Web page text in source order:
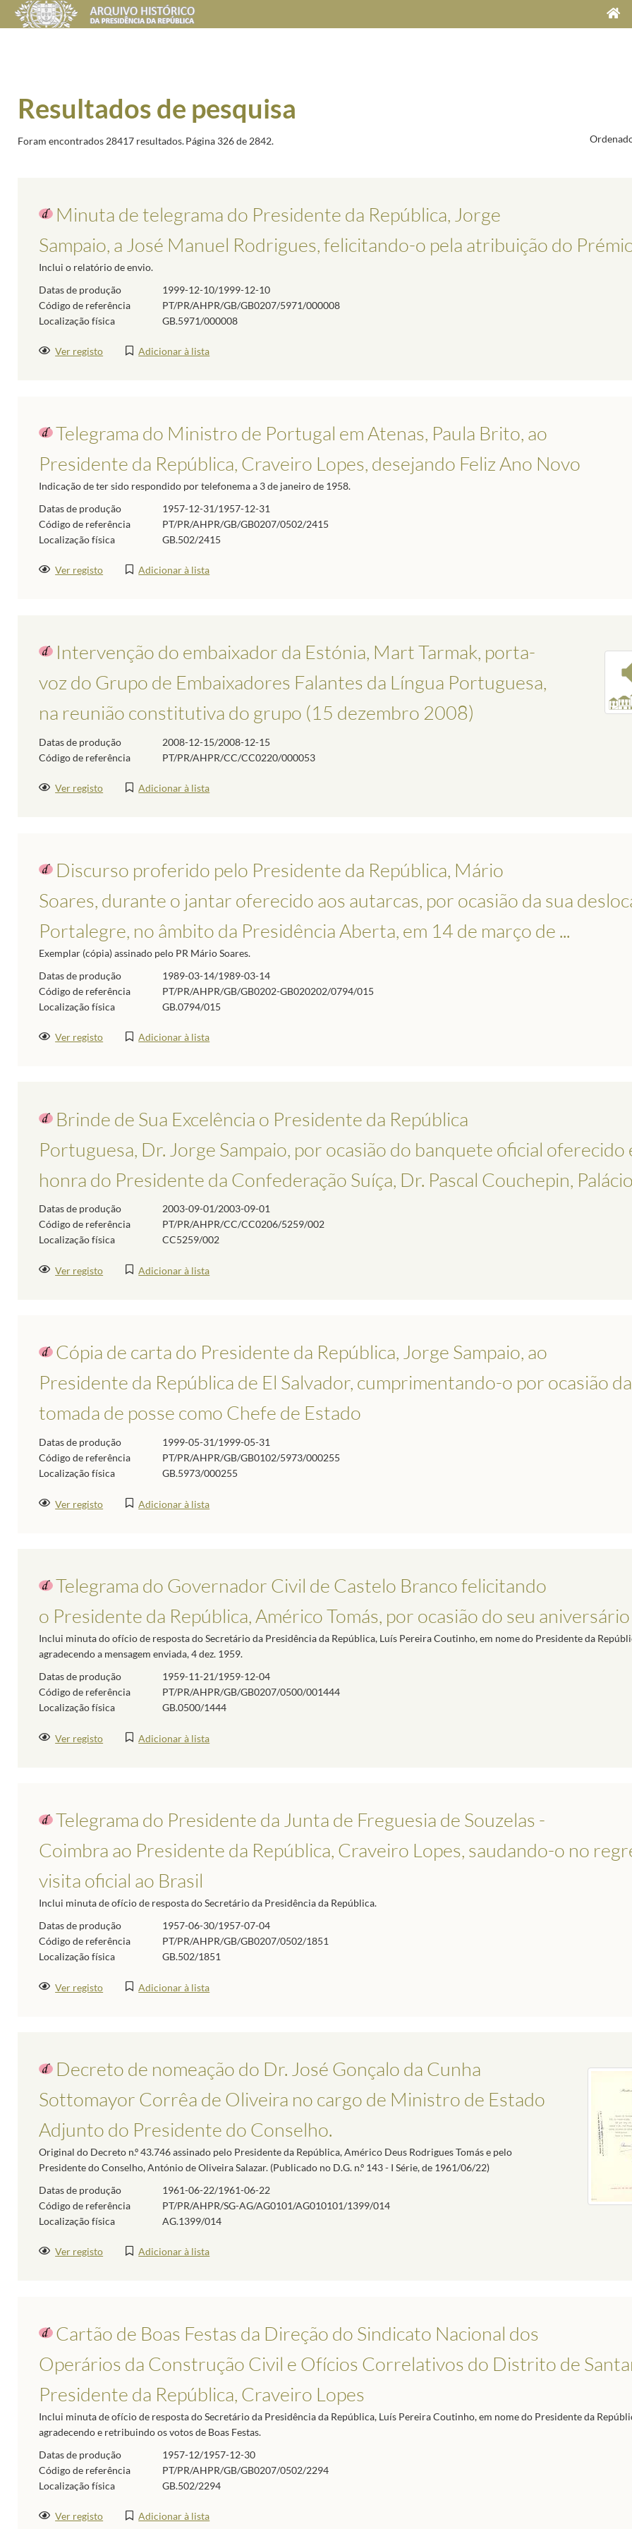
Resultados de pesquisa
Foram encontrados 28417 resultados.Página 326 de 2842.
Minuta de telegrama do Presidente da República, Jorge
Sampaio, a José Manuel Rodrigues, felicitando-o pela atribuição do
Inclui o relatório de envio.
Datas de produção
1999-12-10/1999-12-10
Código de referência
PT/PR/AHPR/GB/GB0207/5971/000008
Localização física
GB.5971/000008
Ver registo Adicionar à lista
Telegrama do Ministro de Portugal em Atenas, Paula Brito, ao
Presidente da República, Craveiro Lopes, desejando Feliz Ano Novo
Indicação de ter sido respondido por telefonema a 3 de janeiro de 1958.
Datas de produção
1957-12-31/1957-12-31
Código de referência
PT/PR/AHPR/GB/GB0207/0502/2415
Localização física
GB.502/2415
Ver registo Adicionar à lista
Intervenção do embaixador da Estónia, Mart Tarmak, porta-
voz do Grupo de Embaixadores Falantes da Língua Portuguesa,
na reunião constitutiva do grupo (15 dezembro 2008)
Datas de produção
2008-12-15/2008-12-15
Código de referência
PT/PR/AHPR/CC/CC0220/000053
Ver registo Adicionar à lista
Discurso proferido pelo Presidente da República, Mário
Soares, durante o jantar oferecido aos autarcas, por ocasião da sua
Portalegre, no âmbito da Presidência Aberta, em 14 de março de ...
Exemplar (cópia) assinado pelo PR Mário Soares.
Datas de produção
1989-03-14/1989-03-14
Código de referência
PT/PR/AHPR/GB/GB0202-GB020202/0794/015
Localização física
GB.0794/015
Ver registo Adicionar à lista
Brinde de Sua Excelência o Presidente da República
Portuguesa, Dr. Jorge Sampaio, por ocasião do banquete oficial oferecido
honra do Presidente da Confederação Suíça, Dr. Pascal Couchepin,
Datas de produção
2003-09-01/2003-09-01
Código de referência
PT/PR/AHPR/CC/CC0206/5259/002
Localização física
CC5259/002
Ver registo Adicionar à lista
Cópia de carta do Presidente da República, Jorge Sampaio, ao
Presidente da República de El Salvador, cumprimentando-o por ocasião
tomada de posse como Chefe de Estado
Datas de produção
1999-05-31/1999-05-31
Código de referência
PT/PR/AHPR/GB/GB0102/5973/000255
Localização física
GB.5973/000255
Ver registo Adicionar à lista
Telegrama do Governador Civil de Castelo Branco felicitando
o Presidente da República, Américo Tomás, por ocasião do seu aniversário
Inclui minuta do ofício de resposta do Secretário da Presidência da República, Luís Pereira Coutinho, em nome do Presidente da
agradecendo a mensagem enviada, 4 dez. 1959.
Datas de produção
1959-11-21/1959-12-04
Código de referência
PT/PR/AHPR/GB/GB0207/0500/001444
Localização física
GB.0500/1444
Ver registo Adicionar à lista
Telegrama do Presidente da Junta de Freguesia de Souzelas -
Coimbra ao Presidente da República, Craveiro Lopes, saudando-o no
visita oficial ao Brasil
Inclui minuta de ofício de resposta do Secretário da Presidência da República.
Datas de produção
1957-06-30/1957-07-04
Código de referência
PT/PR/AHPR/GB/GB0207/0502/1851
Localização física
GB.502/1851
Ver registo Adicionar à lista
Decreto de nomeação do Dr. José Gonçalo da Cunha
Sottomayor Corrêa de Oliveira no cargo de Ministro de Estado
Adjunto do Presidente do Conselho.
Original do Decreto n.º 43.746 assinado pelo Presidente da República, Américo Deus Rodrigues Tomás e pelo
Presidente do Conselho, António de Oliveira Salazar. (Publicado no D.G. n.º 143 - I Série, de 1961/06/22)
Datas de produção
1961-06-22/1961-06-22
Código de referência
PT/PR/AHPR/SG-AG/AG0101/AG010101/1399/014
Localização física
AG.1399/014
Ver registo Adicionar à lista
Cartão de Boas Festas da Direção do Sindicato Nacional dos
Operários da Construção Civil e Ofícios Correlativos do Distrito de
Presidente da República, Craveiro Lopes
Inclui minuta de ofício de resposta do Secretário da Presidência da República, Luís Pereira Coutinho, em nome do Presidente da
agradecendo e retribuindo os votos de Boas Festas.
Datas de produção
1957-12/1957-12-30
Código de referência
PT/PR/AHPR/GB/GB0207/0502/2294
Localização física
GB.502/2294
Ver registo Adicionar à lista